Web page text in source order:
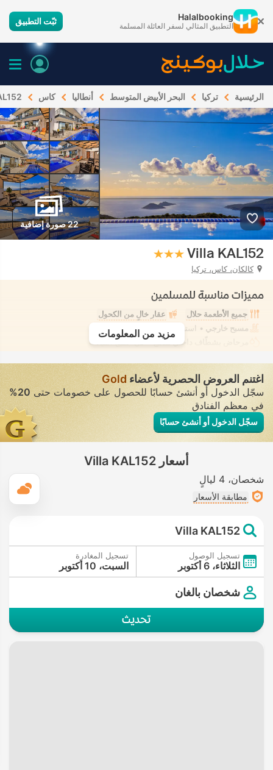
Halalbooking
التطبيق المثالي لسفر العائلة المسلمة ثبّت التطبيق
الرئيسية تركيا البحر الأبيض المتوسط أنطاليا كاس
22 صورة إضافية
Villa KAL152
كالكان، كاس، تركيا
مميزات مناسبة للمسلمين
جميع الأطعمة حلال
عقار خالٍ من الكحول
مسبح خارجي • استخدام خاص • معزول تمامًا
مرحاض بشطّاف داخلي مدمج
• في جميع الفيلات
مزيد من المعلومات
اغتنم العروض الحصرية لأعضاء Gold
سجّل الدخول أو أنشئ حسابًا للحصول على خصومات حتى20%
في معظم الفنادق
سجّل الدخول أو أنشئ حسابًا
أسعار Villa KAL152
شخصان 4 ليالٍ
مطابقة الأسعار
Villa KAL152
تسجيل الوصول
الثلاثاء، 6 أكتوبر
تسجيل المغادرة
السبت، 10 أكتوبر
شخصان بالغان
تحديث